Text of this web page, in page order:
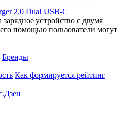
2.0 Dual USB-C
устройство с двумя
помощью пользователи могут
Бренды
Как формируется рейтинг